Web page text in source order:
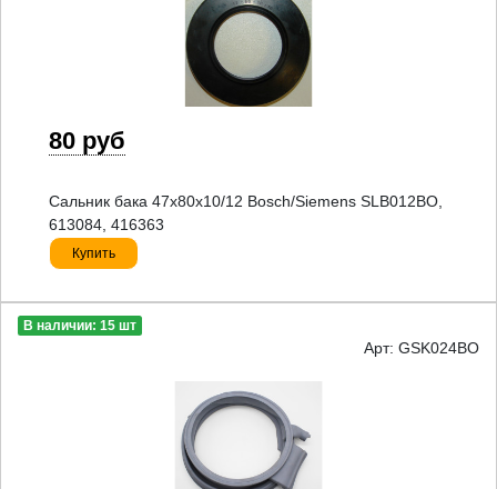
80 руб
Сальник бака 47x80x10/12 Bosch/Siemens SLB012BO,
613084, 416363
Купить
В наличии: 15 шт
Арт: GSK024BO